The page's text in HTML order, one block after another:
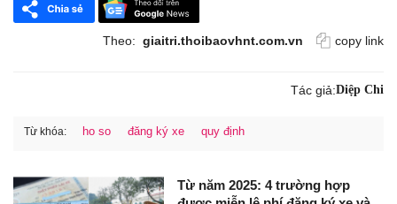
Theo: giaitri.thoibaovhnt.com.vn copy link
Tác giả:Diệp Chi
Từ khóa: ho so đăng ký xe quy định
Từ năm 2025: 4 trường hợp